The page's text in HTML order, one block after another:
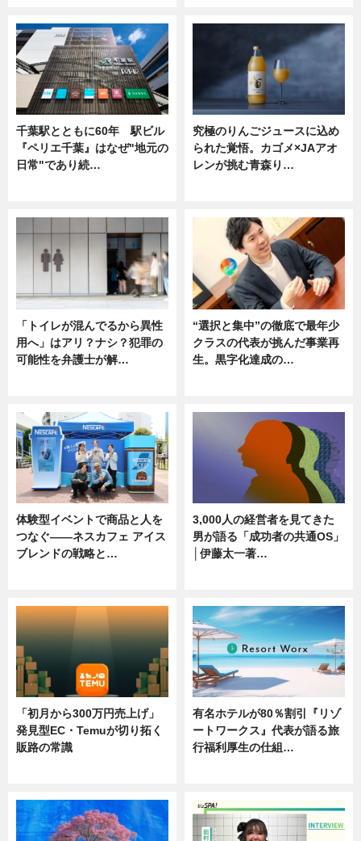
千葉駅とともに60年 駅ビル
『ペリエ千葉』はなぜ"地元の
日常"であり続…
究極のりんごジュースに込め
られた覚悟。カゴメ×JAアオ
レンが挑む青森り…
「トイレが混んでるから異性
用へ」はアリ？ナシ？犯罪の
可能性を弁護士が解…
“選択と集中”の徹底で最年少
クラスの代表が挑んだ事業再
生。黒字化達成の…
体験型イベントで商品と人を
つなぐ――ネスカフェ アイス
ブレンドの戦略と…
3,000人の経営者を見てきた
男が語る「成功者の共通OS」
│伊藤太一著…
「初月から300万円売上げ」
発見型EC・Temuが切り拓く
販路の常識
有名ホテルが80％割引『リゾ
ートワークス』代表が語る旅
行福利厚生の仕組…